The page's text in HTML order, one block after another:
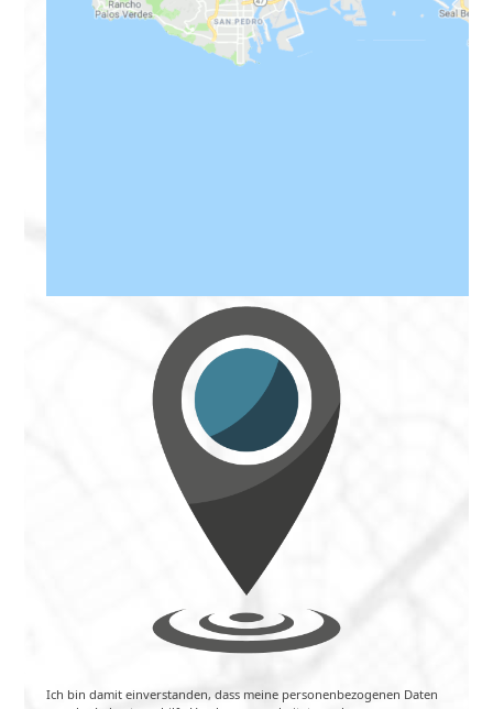
Ich bin damit einverstanden, dass meine personenbezogenen Daten